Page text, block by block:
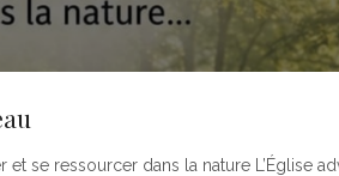
se ressourcer dans la nature L’Église